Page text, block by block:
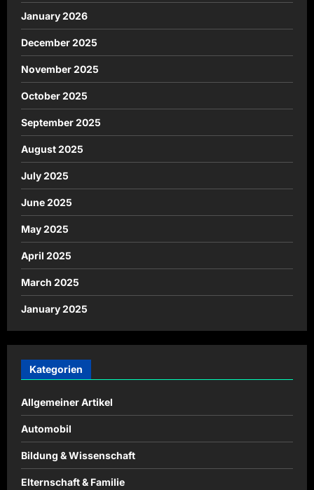
January 2026
December 2025
November 2025
October 2025
September 2025
August 2025
July 2025
June 2025
May 2025
April 2025
March 2025
January 2025
Kategorien
Allgemeiner Artikel
Automobil
Bildung & Wissenschaft
Elternschaft & Familie